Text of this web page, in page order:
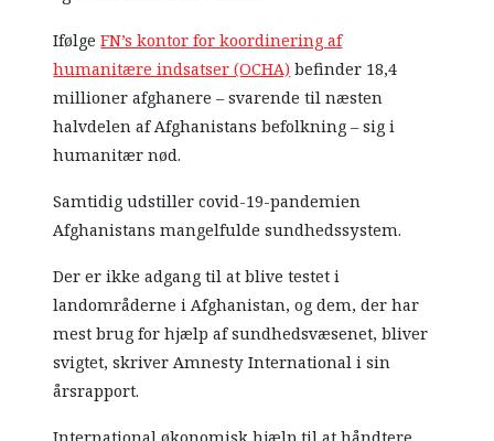
IfølgeFN’s kontor for koordinering af
humanitære indsatser (OCHA) befinder 18,4
millioner afghanere – svarende til næsten
halvdelen af Afghanistans befolkning – sig i
humanitær nød.
Samtidig udstiller covid-19-pandemien
Afghanistans mangelfulde sundhedssystem.
Der er ikke adgang til at blive testet i
landområderne i Afghanistan, og dem, der har
mest brug for hjælp af sundhedsvæsenet, bliver
svigtet, skriver Amnesty International i sin
årsrapport.